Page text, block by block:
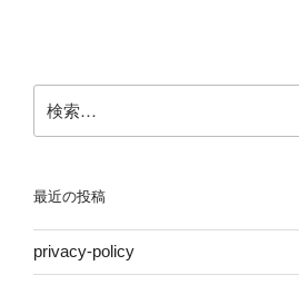
索:
最近の投稿
privacy-policy